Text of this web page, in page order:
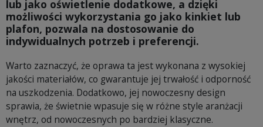
lub jako oświetlenie dodatkowe, a dzięki
możliwości wykorzystania go jako kinkiet lub
plafon, pozwala na dostosowanie do
indywidualnych potrzeb i preferencji.
Warto zaznaczyć, że oprawa ta jest wykonana z wysokiej
jakości materiałów, co gwarantuje jej trwałość i odporność
na uszkodzenia. Dodatkowo, jej nowoczesny design
sprawia, że świetnie wpasuje się w różne style aranżacji
wnętrz, od nowoczesnych po bardziej klasyczne.